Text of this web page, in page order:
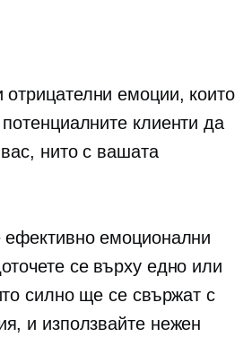
емоции, които
клиенти да
нито с вашата
ефективно емоционални
се върху едно или
силно ще се свържат с
и използвайте нежен